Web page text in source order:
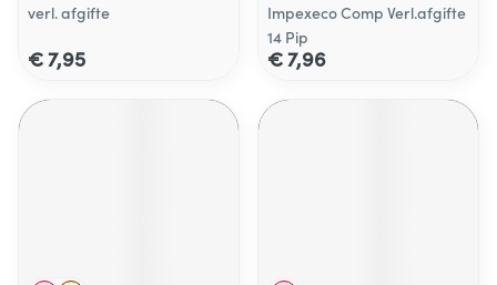
verl. afgifte
€ 7,95
Impexeco Comp Verl.afgifte
14 Pip
€ 7,96